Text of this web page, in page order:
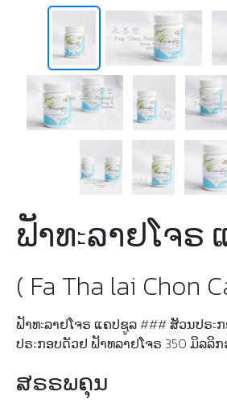
ຟັາທะລາຢໂຈຣ
( Fa Tha lai Chon
ຟັາທะລາຢໂຈຣ ແຄປຊູລ ### ສັວນປຣะ
ປຣะກອບດັວຢ ຟັາທລາຢໂຈຣ 350 ມິລລິ
ສຣຣພຄຸນ